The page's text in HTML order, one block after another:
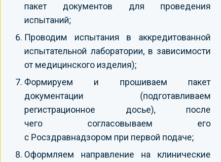
пакет документов для проведения
испытаний;
Проводим испытания в аккредитованной
испытательной лаборатории, в зависимости
от медицинского изделия);
Формируем и прошиваем пакет
документации (подготавливаем
регистрационное досье), после
чего согласовываем его
с Росздравнадзором при первой подаче;
Оформляем направление на клинические